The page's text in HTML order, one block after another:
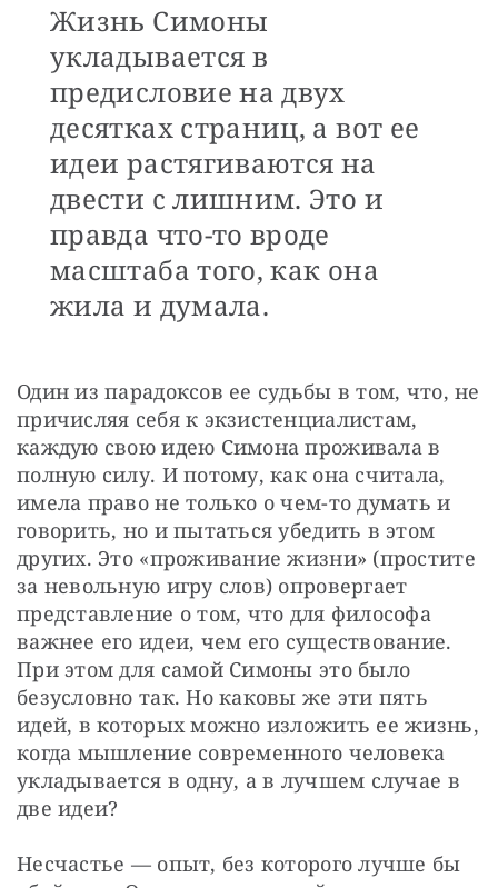
Жизнь Симоны
укладывается в
предисловие на двух
десятках страниц, а вот ее
идеи растягиваются на
двести с лишним. Это и
правда что-то вроде
масштаба того, как она
жила и думала.
Один из парадоксов ее судьбы в том, что, не
причисляя себя к экзистенциалистам,
каждую свою идею Симона проживала в
полную силу. И потому, как она считала,
имела право не только о чем-то думать и
говорить, но и пытаться убедить в этом
других. Это «проживание жизни» (простите
за невольную игру слов) опровергает
представление о том, что для философа
важнее его идеи, чем его существование.
При этом для самой Симоны это было
безусловно так. Но каковы же эти пять
идей, в которых можно изложить ее жизнь,
когда мышление современного человека
укладывается в одну, а в лучшем случае в
две идеи?
Несчастье — опыт, без которого лучше бы